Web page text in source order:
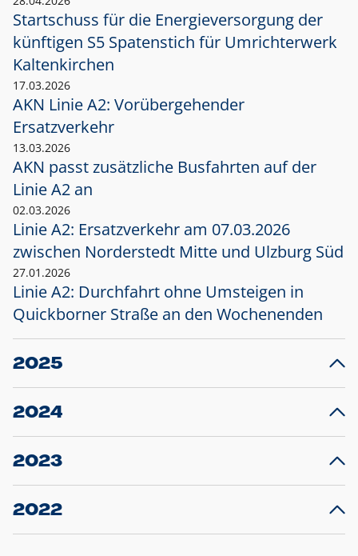
Startschuss für die Energieversorgung der
künftigen S5 Spatenstich für Umrichterwerk
Kaltenkirchen
17.03.2026
AKN Linie A2: Vorübergehender
Ersatzverkehr
13.03.2026
AKN passt zusätzliche Busfahrten auf der
Linie A2 an
02.03.2026
Linie A2: Ersatzverkehr am 07.03.2026
zwischen Norderstedt Mitte und Ulzburg Süd
27.01.2026
Linie A2: Durchfahrt ohne Umsteigen in
Quickborner Straße an den Wochenenden
2025
23.12.2025
Projekt S5: Start der Bauarbeiten am
2024
10.12.2024
Großprojekt S5: Sperrung der Bahnstraße in
2023
20.12.2023
Schleswig-Holstein verlängert den
2022
22.12.2022